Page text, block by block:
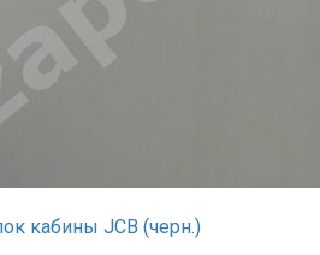
кабины JCB (черн.)